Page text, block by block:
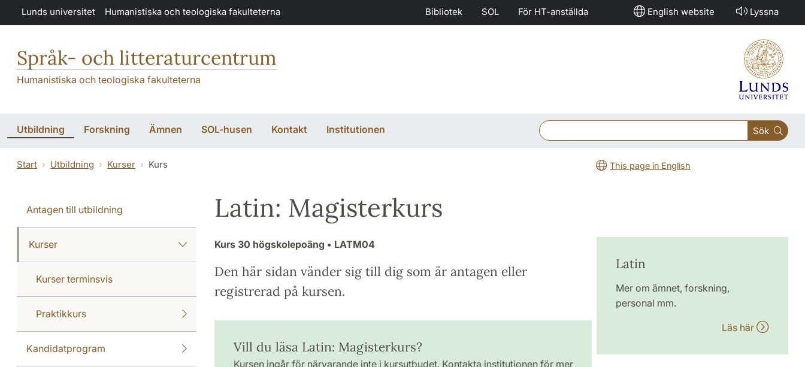
Hoppa till huvudinnehåll
Lunds universitet Humanistiska och teologiska fakulteterna Bibliotek SOL För HT-anställda English website Lyssna
Språk- och litteraturcentrum
Humanistiska och teologiska fakulteterna
Utbildning Forskning Ämnen SOL-husen Kontakt Institutionen Sök
Start Utbildning Kurser Kurs This page in English
Antagen till utbildning
Kurser
Kurser terminsvis
Praktikkurs
Kandidatprogram
Latin: Magisterkurs
Kurs 30 högskolepoäng • LATM04
Den här sidan vänder sig till dig som är antagen eller
registrerad på kursen.
Vill du läsa Latin: Magisterkurs?
Kursen ingår för närvarande inte i kursutbudet. Kontakta institutionen för mer
Latin
Mer om ämnet, forskning,
personal mm.
Läs här